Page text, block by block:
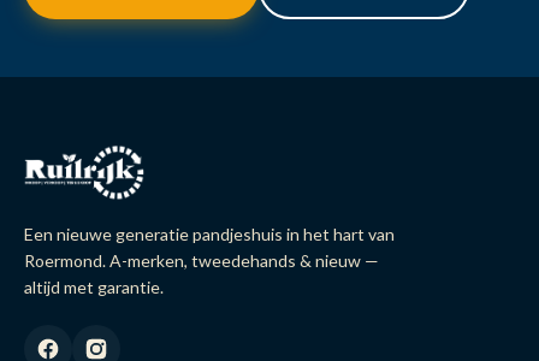
Een nieuwe generatie pandjeshuis in het hart van
Roermond. A-merken, tweedehands & nieuw —
altijd met garantie.